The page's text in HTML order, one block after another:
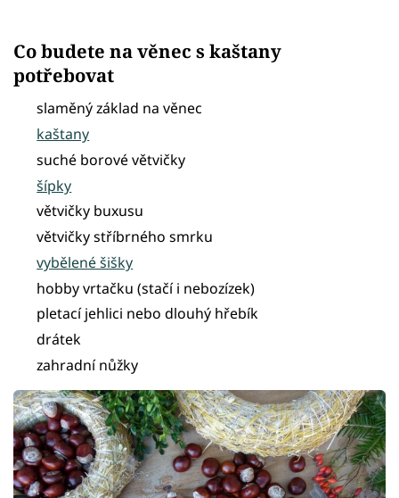
Co budete na věnec s kaštany
potřebovat
slaměný základ na věnec
kaštany
suché borové větvičky
šípky
větvičky buxusu
větvičky stříbrného smrku
vybělené šišky
hobby vrtačku (stačí i nebozízek)
pletací jehlici nebo dlouhý hřebík
drátek
zahradní nůžky